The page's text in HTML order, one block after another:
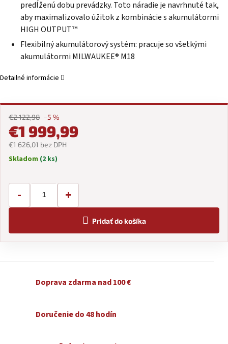
predĺženú dobu prevádzky. Toto náradie je navrhnuté tak,
aby maximalizovalo úžitok z kombinácie s akumulátormi
HIGH OUTPUT™
Flexibilný akumulátorový systém: pracuje so všetkými
akumulátormi MILWAUKEE® M18
Detailné informácie
€2 122,98 –5 %
€1 999,99
€1 626,01 bez DPH
Jednotková
Skladom (2 ks)
- +
Pridať do košíka
Doprava zdarma nad 100 €
Doručenie do 48 hodín